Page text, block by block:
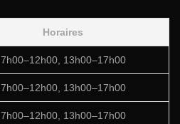
Horaires
7h00–12h00, 13h00–17h00
7h00–12h00, 13h00–17h00
7h00–12h00, 13h00–17h00